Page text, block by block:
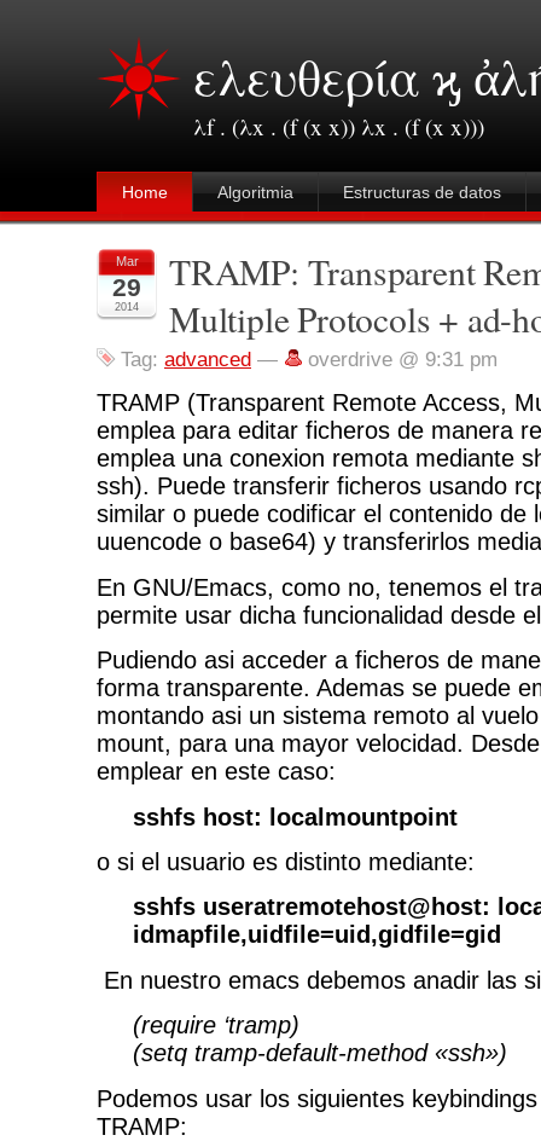
ελευθερία ϗ
λf . (λx . (f (x x)) λx . (f (x x)))
Home Algoritmia Estructuras de datos
Mar
29
2014
TRAMP: Transparent
Multiple Protocols + ad-
Tag: advanced — overdrive @ 9:31 pm
TRAMP (Transparent Remote Access,
emplea para editar ficheros de manera
emplea una conexion remota mediante
ssh). Puede transferir ficheros usando
similar o puede codificar el contenido de
uuencode o base64) y transferirlos
En GNU/Emacs, como no, tenemos el
permite usar dicha funcionalidad desde
Pudiendo asi acceder a ficheros de
forma transparente. Ademas se puede
montando asi un sistema remoto al
mount, para una mayor velocidad.
emplear en este caso:
sshfs host: localmountpoint
o si el usuario es distinto mediante:
sshfs useratremotehost@host:
idmapfile,uidfile=uid,gidfile=gid
En nuestro emacs debemos anadir las
(require ‘tramp)
(setq tramp-default-method «ssh»)
Podemos usar los siguientes
TRAMP: